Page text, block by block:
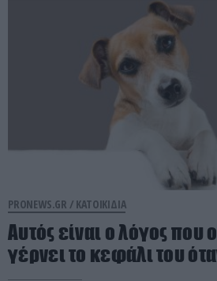
PRONEWS.GR / ΚΑΤΟΙΚΙΔΙΑ
Αυτός είναι ο λόγος που
γέρνει το κεφάλι του